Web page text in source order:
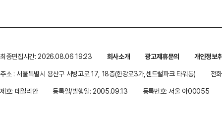
최종편집시간: 2026.08.06 19:23 회사소개 광고제휴문의
개인정보
주소 : 서울특별시 용산구 서빙고로 17, 18층(한강로3가,센트럴파크 타워동)
전
제호: 데일리안
등록일/발행일: 2005.09.13 등록번호: 서울 아00055